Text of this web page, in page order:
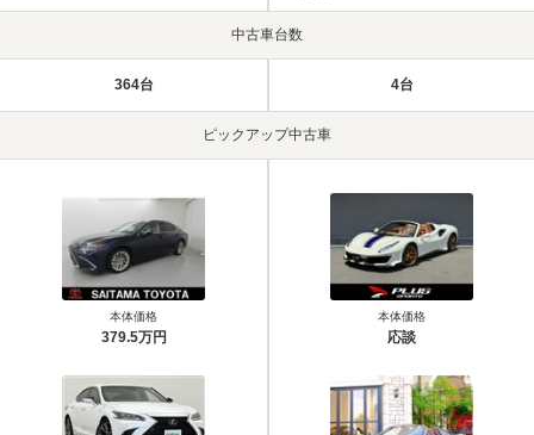
中古車台数
364台 4台
ピックアップ中古車
本体価格
379.5万円
本体価格
応談